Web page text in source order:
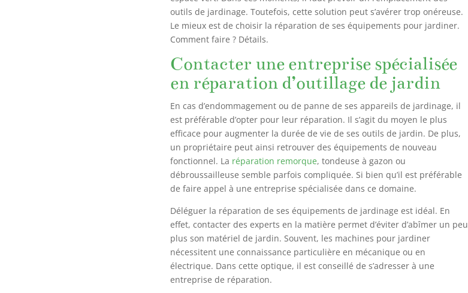
outils de jardinage. Toutefois, cette solution peut s’avérer trop onéreuse.
Le mieux est de choisir la réparation de ses équipements pour jardiner.
Comment faire ? Détails.
Contacter une entreprise spécialisée
en réparation d’outillage de jardin
En cas d’endommagement ou de panne de ses appareils de jardinage, il
est préférable d’opter pour leur réparation. Il s’agit du moyen le plus
efficace pour augmenter la durée de vie de ses outils de jardin. De plus,
un propriétaire peut ainsi retrouver des équipements de nouveau
fonctionnel. La réparation remorque, tondeuse à gazon ou
débroussailleuse semble parfois compliquée. Si bien qu’il est préférable
de faire appel à une entreprise spécialisée dans ce domaine.
Déléguer la réparation de ses équipements de jardinage est idéal. En
effet, contacter des experts en la matière permet d’éviter d’abîmer un peu
plus son matériel de jardin. Souvent, les machines pour jardiner
nécessitent une connaissance particulière en mécanique ou en
électrique. Dans cette optique, il est conseillé de s’adresser à une
entreprise de réparation.